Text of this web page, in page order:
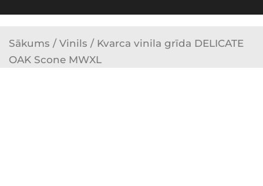
Sākums / Vinils / Kvarca vinila grīda DELICATE
OAK Scone MWXL